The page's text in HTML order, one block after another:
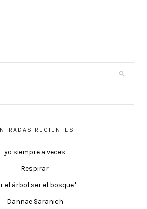
RECIENTES
yo siempre a veces
Respirar
el árbol ser el bosque*
Dannae Saranich